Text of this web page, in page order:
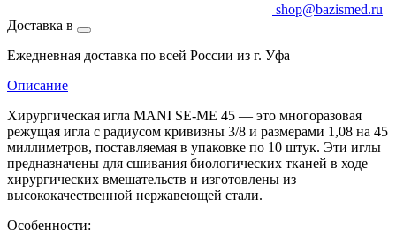
shop@bazismed.ru
Доставка в
Ежедневная доставка по всей России из г. Уфа
Описание
Хирургическая игла MANI SE-ME 45 — это многоразовая
режущая игла с радиусом кривизны 3/8 и размерами 1,08 на 45
миллиметров, поставляемая в упаковке по 10 штук. Эти иглы
предназначены для сшивания биологических тканей в ходе
хирургических вмешательств и изготовлены из
высококачественной нержавеющей стали.
Особенности: